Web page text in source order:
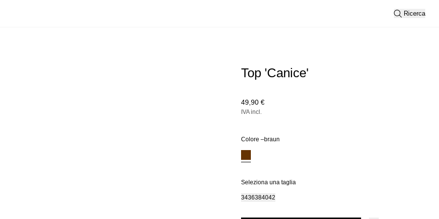
Ricerca
Top 'Canice'
49,90 €
IVA incl.
Colore –braun
Seleziona una taglia
3436384042